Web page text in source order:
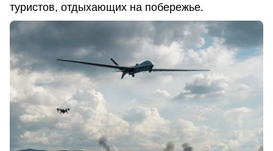
туристов, отдыхающих на побережье.